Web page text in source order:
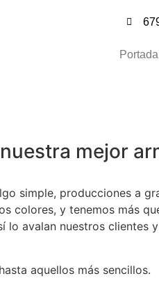
Portada
mejor
simple, producciones a
colores, y tenemos más
lo avalan nuestros
aquellos más sencillos.